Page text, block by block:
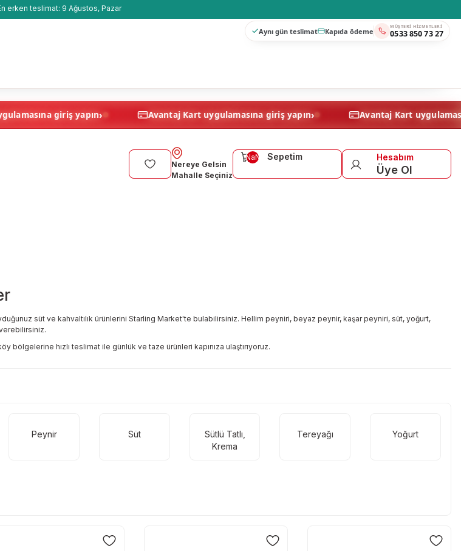
erken teslimat: 9 Ağustos, Pazar
Aynı gün teslimat Kapıda ödeme MÜŞTERI HIZMETLERI
0533 850 73 27
Kart uygulamasına giriş yapın› Avantaj Kart uygulamasına giriş yapın› Avantaj Kart
Nereye Gelsin
Mahalle Seçiniz
Sepetim
NaN Hesabım
Üye Ol
süt ve kahvaltılık ürünlerini Starling Market'te bulabilirsiniz. Hellim peyniri, beyaz peynir, kaşar peyniri, süt, yoğurt,
bölgelerine hızlı teslimat ile günlük ve taze ürünleri kapınıza ulaştırıyoruz.
Peynir Süt
Sütlü Tatlı,
Krema
Tereyağı Yoğurt